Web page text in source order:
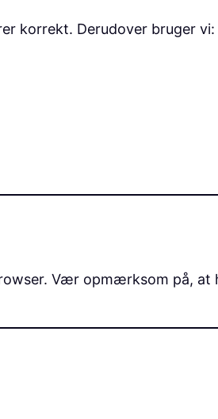
korrekt. Derudover bruger vi:
Vær opmærksom på, at